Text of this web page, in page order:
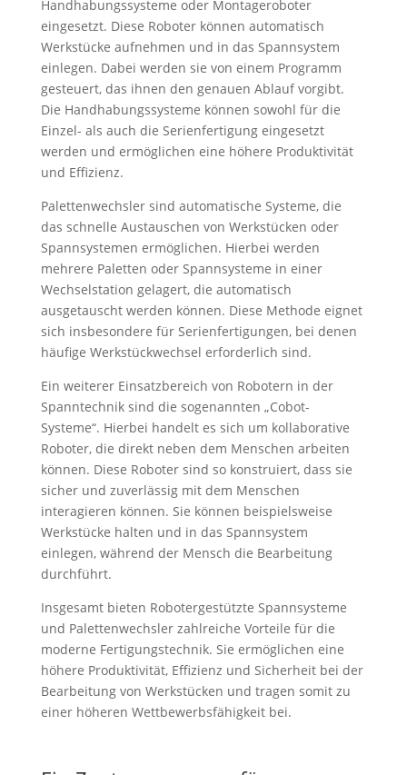
Handhabungssysteme oder Montageroboter
eingesetzt. Diese Roboter können automatisch
Werkstücke aufnehmen und in das Spannsystem
einlegen. Dabei werden sie von einem Programm
gesteuert, das ihnen den genauen Ablauf vorgibt.
Die Handhabungssysteme können sowohl für die
Einzel- als auch die Serienfertigung eingesetzt
werden und ermöglichen eine höhere Produktivität
und Effizienz.
Palettenwechsler sind automatische Systeme, die
das schnelle Austauschen von Werkstücken oder
Spannsystemen ermöglichen. Hierbei werden
mehrere Paletten oder Spannsysteme in einer
Wechselstation gelagert, die automatisch
ausgetauscht werden können. Diese Methode eignet
sich insbesondere für Serienfertigungen, bei denen
häufige Werkstückwechsel erforderlich sind.
Ein weiterer Einsatzbereich von Robotern in der
Spanntechnik sind die sogenannten „Cobot-
Systeme“. Hierbei handelt es sich um kollaborative
Roboter, die direkt neben dem Menschen arbeiten
können. Diese Roboter sind so konstruiert, dass sie
sicher und zuverlässig mit dem Menschen
interagieren können. Sie können beispielsweise
Werkstücke halten und in das Spannsystem
einlegen, während der Mensch die Bearbeitung
durchführt.
Insgesamt bieten Robotergestützte Spannsysteme
und Palettenwechsler zahlreiche Vorteile für die
moderne Fertigungstechnik. Sie ermöglichen eine
höhere Produktivität, Effizienz und Sicherheit bei der
Bearbeitung von Werkstücken und tragen somit zu
einer höheren Wettbewerbsfähigkeit bei.